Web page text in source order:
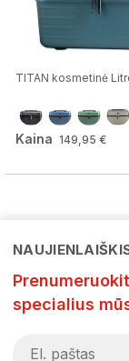
TITAN kosmetinė
Kaina 149,95 €
specialius